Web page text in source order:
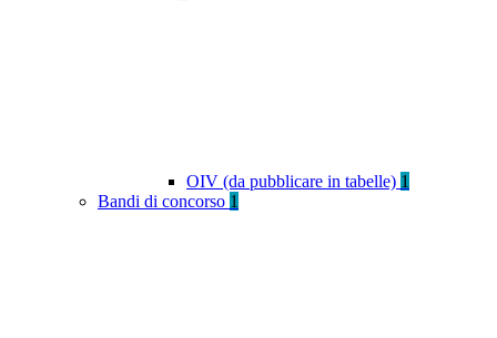
OIV (da pubblicare in tabelle) 1
Bandi di concorso 1